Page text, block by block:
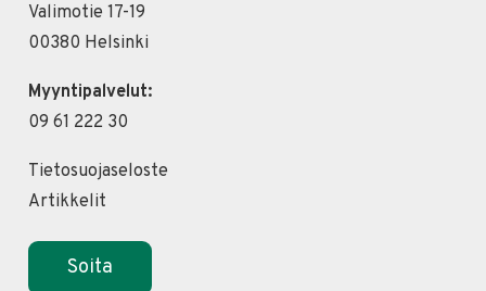
Valimotie 17-19
00380 Helsinki
Myyntipalvelut:
09 61 222 30
Tietosuojaseloste
Artikkelit
Soita